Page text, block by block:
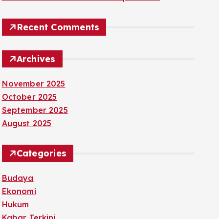
Recent Comments
Archives
November 2025
October 2025
September 2025
August 2025
Categories
Budaya
Ekonomi
Hukum